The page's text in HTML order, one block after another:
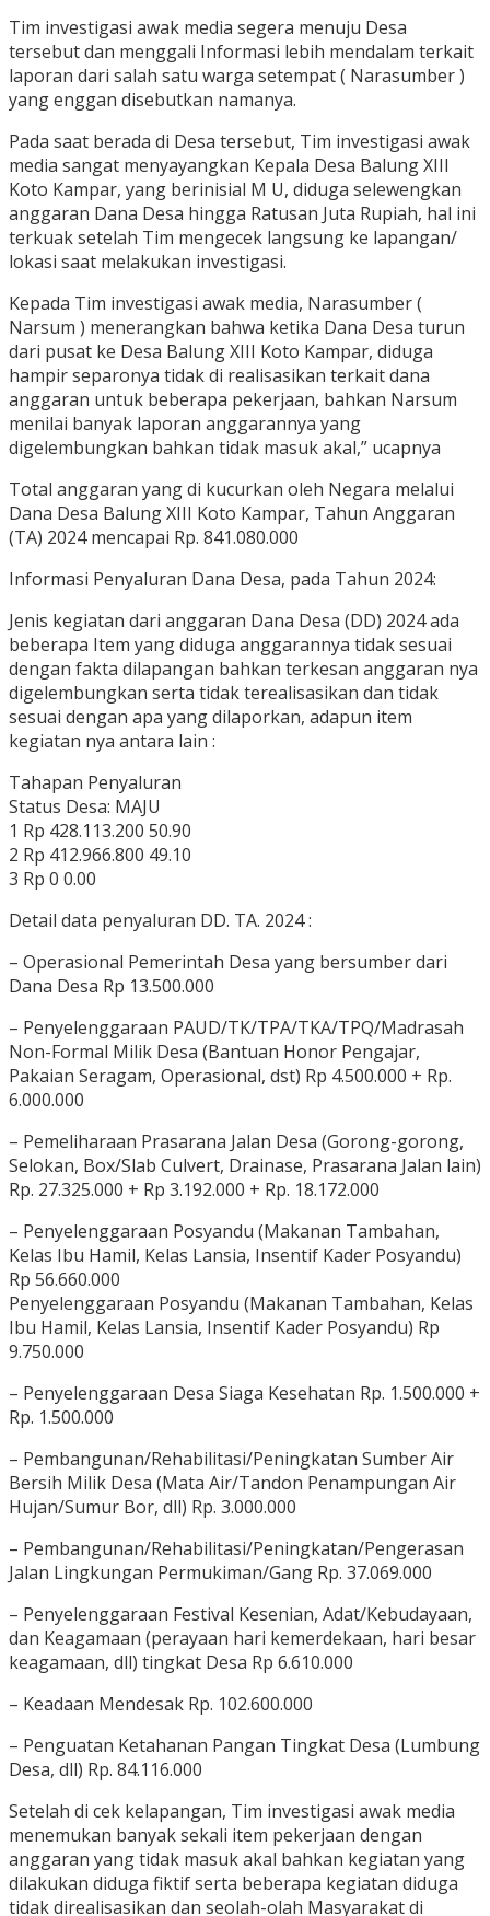
Tim investigasi awak media segera menuju Desa
tersebut dan menggali Informasi lebih mendalam terkait
laporan dari salah satu warga setempat ( Narasumber )
yang enggan disebutkan namanya.
Pada saat berada di Desa tersebut, Tim investigasi awak
media sangat menyayangkan Kepala Desa Balung XIII
Koto Kampar, yang berinisial M U, diduga selewengkan
anggaran Dana Desa hingga Ratusan Juta Rupiah, hal ini
terkuak setelah Tim mengecek langsung ke lapangan/
lokasi saat melakukan investigasi.
Kepada Tim investigasi awak media, Narasumber (
Narsum ) menerangkan bahwa ketika Dana Desa turun
dari pusat ke Desa Balung XIII Koto Kampar, diduga
hampir separonya tidak di realisasikan terkait dana
anggaran untuk beberapa pekerjaan, bahkan Narsum
menilai banyak laporan anggarannya yang
digelembungkan bahkan tidak masuk akal,” ucapnya
Total anggaran yang di kucurkan oleh Negara melalui
Dana Desa Balung XIII Koto Kampar, Tahun Anggaran
(TA) 2024 mencapai Rp. 841.080.000
Informasi Penyaluran Dana Desa, pada Tahun 2024:
Jenis kegiatan dari anggaran Dana Desa (DD) 2024 ada
beberapa Item yang diduga anggarannya tidak sesuai
dengan fakta dilapangan bahkan terkesan anggaran nya
digelembungkan serta tidak terealisasikan dan tidak
sesuai dengan apa yang dilaporkan, adapun item
kegiatan nya antara lain :
Tahapan Penyaluran
Status Desa: MAJU
1 Rp 428.113.200 50.90
2 Rp 412.966.800 49.10
3 Rp 0 0.00
Detail data penyaluran DD. TA. 2024 :
– Operasional Pemerintah Desa yang bersumber dari
Dana Desa Rp 13.500.000
– Penyelenggaraan PAUD/TK/TPA/TKA/TPQ/Madrasah
Non-Formal Milik Desa (Bantuan Honor Pengajar,
Pakaian Seragam, Operasional, dst) Rp 4.500.000 + Rp.
6.000.000
– Pemeliharaan Prasarana Jalan Desa (Gorong-gorong,
Selokan, Box/Slab Culvert, Drainase, Prasarana Jalan lain)
Rp. 27.325.000 + Rp 3.192.000 + Rp. 18.172.000
– Penyelenggaraan Posyandu (Makanan Tambahan,
Kelas Ibu Hamil, Kelas Lansia, Insentif Kader Posyandu)
Rp 56.660.000
Penyelenggaraan Posyandu (Makanan Tambahan, Kelas
Ibu Hamil, Kelas Lansia, Insentif Kader Posyandu) Rp
9.750.000
– Penyelenggaraan Desa Siaga Kesehatan Rp. 1.500.000 +
Rp. 1.500.000
– Pembangunan/Rehabilitasi/Peningkatan Sumber Air
Bersih Milik Desa (Mata Air/Tandon Penampungan Air
Hujan/Sumur Bor, dll) Rp. 3.000.000
– Pembangunan/Rehabilitasi/Peningkatan/Pengerasan
Jalan Lingkungan Permukiman/Gang Rp. 37.069.000
– Penyelenggaraan Festival Kesenian, Adat/Kebudayaan,
dan Keagamaan (perayaan hari kemerdekaan, hari besar
keagamaan, dll) tingkat Desa Rp 6.610.000
– Keadaan Mendesak Rp. 102.600.000
– Penguatan Ketahanan Pangan Tingkat Desa (Lumbung
Desa, dll) Rp. 84.116.000
Setelah di cek kelapangan, Tim investigasi awak media
menemukan banyak sekali item pekerjaan dengan
anggaran yang tidak masuk akal bahkan kegiatan yang
dilakukan diduga fiktif serta beberapa kegiatan diduga
tidak direalisasikan dan seolah-olah Masyarakat di